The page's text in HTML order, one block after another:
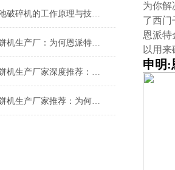
铝壳电池破碎机的工作原理与技术特点
铝销压饼机生产厂：为何恩派特成为行业信赖的优选品牌？
铜屑压饼机生产厂家深度推荐：为什么恩派特成为市场的“压饼专家”？
铝削压饼机生产厂家推荐：为何恩派特是您的优选合作伙伴？
为你解
了西门
恩派特
以用
申明: